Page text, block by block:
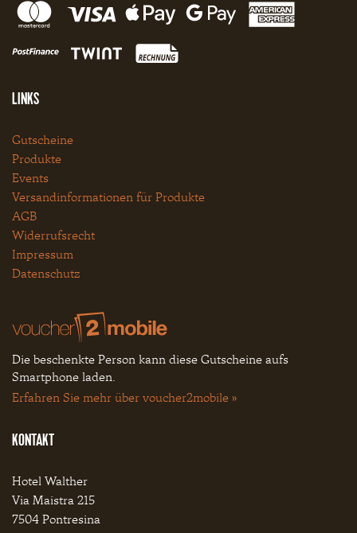
LINKS
Gutscheine
Produkte
Events
Versandinformationen für Produkte
AGB
Widerrufsrecht
Impressum
Datenschutz
Die beschenkte Person kann diese Gutscheine aufs
Smartphone laden.
Erfahren Sie mehr über voucher2mobile »
KONTAKT
Hotel Walther
Via Maistra 215
7504 Pontresina